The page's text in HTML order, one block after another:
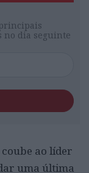
no dia seguinte
ao líder
uma última